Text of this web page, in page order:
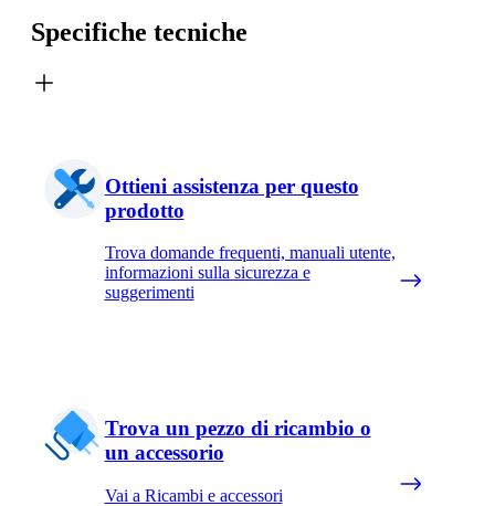
Specifiche tecniche
Ottieni assistenza per questo
prodotto
Trova domande frequenti, manuali utente,
informazioni sulla sicurezza e
suggerimenti
Trova un pezzo di ricambio o
un accessorio
Vai a Ricambi e accessori